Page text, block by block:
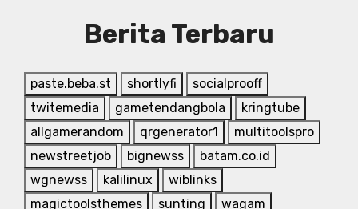
Berita Terbaru
paste.beba.st shortlyfi
socialprooff
twitemedia
gametendangbola
kringtube
allgamerandom
qrgenerator1
multitoolspro
newstreetjob
bignewss
batam.co.id
wgnewss
kalilinux
wiblinks
magictoolsthemes
sunting wagam